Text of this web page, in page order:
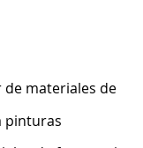
materiales de
pinturas